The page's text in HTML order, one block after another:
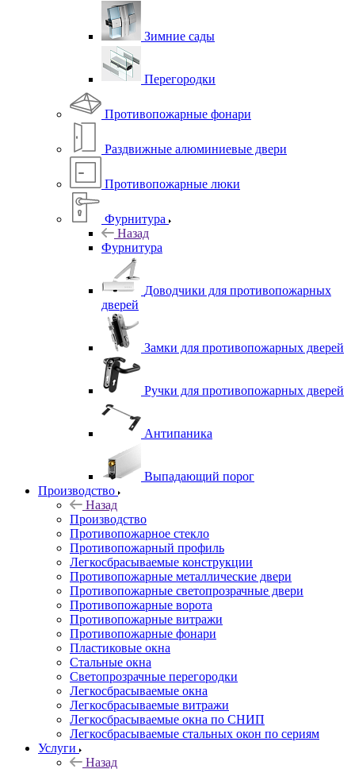
Зимние сады
Перегородки
Противопожарные фонари
Раздвижные алюминиевые двери
Противопожарные люки
Фурнитура
Назад
Фурнитура
Доводчики для противопожарных
дверей
Замки для противопожарных дверей
Ручки для противопожарных дверей
Антипаника
Выпадающий порог
Производство
Назад
Производство
Противопожарное стекло
Противопожарный профиль
Легкосбрасываемые конструкции
Противопожарные металлические двери
Противопожарные светопрозрачные двери
Противопожарные ворота
Противопожарные витражи
Противопожарные фонари
Пластиковые окна
Стальные окна
Светопрозрачные перегородки
Легкосбрасываемые окна
Легкосбрасываемые витражи
Легкосбрасываемые окна по СНИП
Легкосбрасываемые стальных окон по сериям
Услуги
Назад